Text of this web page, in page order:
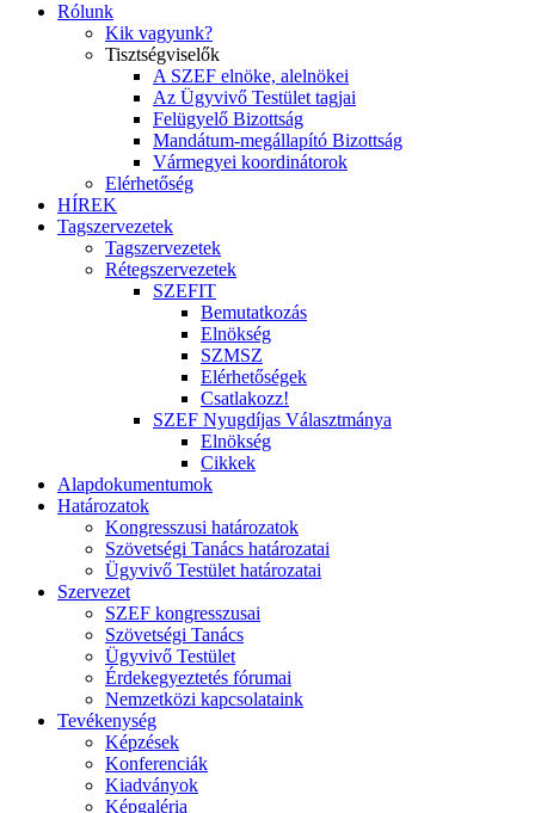
Rólunk
Kik vagyunk?
Tisztségviselők
A SZEF elnöke, alelnökei
Az Ügyvivő Testület tagjai
Felügyelő Bizottság
Mandátum-megállapító Bizottság
Vármegyei koordinátorok
Elérhetőség
HÍREK
Tagszervezetek
Tagszervezetek
Rétegszervezetek
SZEFIT
Bemutatkozás
Elnökség
SZMSZ
Elérhetőségek
Csatlakozz!
SZEF Nyugdíjas Választmánya
Elnökség
Cikkek
Alapdokumentumok
Határozatok
Kongresszusi határozatok
Szövetségi Tanács határozatai
Ügyvivő Testület határozatai
Szervezet
SZEF kongresszusai
Szövetségi Tanács
Ügyvivő Testület
Érdekegyeztetés fórumai
Nemzetközi kapcsolataink
Tevékenység
Képzések
Konferenciák
Kiadványok
Képgaléria